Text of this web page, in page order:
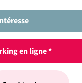
m'intéresse
en ligne *